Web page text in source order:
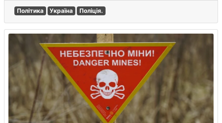
Політика Україна Поліція.